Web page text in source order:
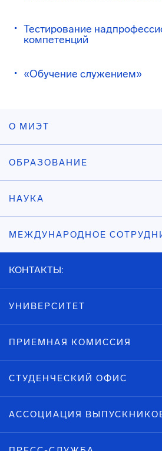
Тестирование
компетенций
«Обучение служением»
О МИЭТ
ОБРАЗОВАНИЕ
НАУКА
МЕЖДУНАРОДНОЕ
КОНТАКТЫ:
УНИВЕРСИТЕТ
ПРИЕМНАЯ КОМИССИЯ
СТУДЕНЧЕСКИЙ ОФИС
АССОЦИАЦИЯ